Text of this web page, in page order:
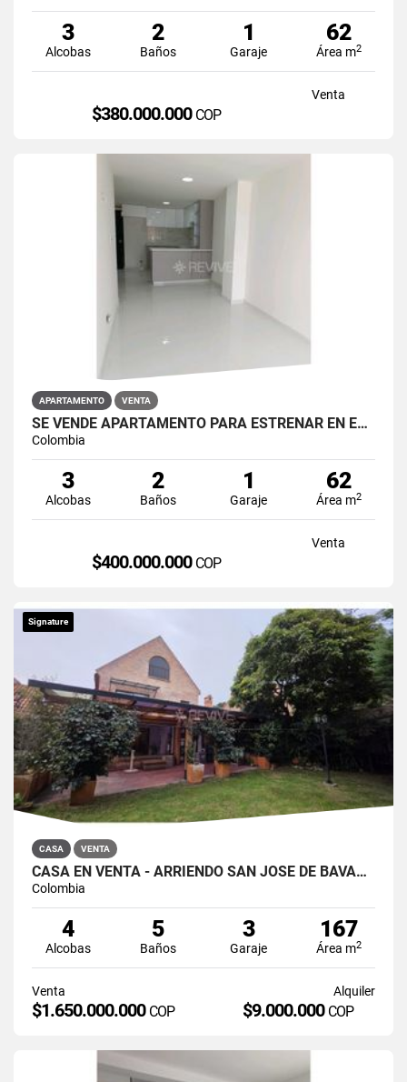
3
Alcobas
2
Baños
1
Garaje
62
Área m2
Venta
$380.000.000 COP
APARTAMENTO VENTA
SE VENDE APARTAMENTO PARA ESTRENAR EN EL BARRIO RESTREPO
Colombia
3
Alcobas
2
Baños
1
Garaje
62
Área m2
Venta
$400.000.000 COP
Signature
CASA VENTA
CASA EN VENTA - ARRIENDO SAN JOSÉ DE BAVARIA
Colombia
4
Alcobas
5
Baños
3
Garaje
167
Área m2
Venta
$1.650.000.000 COP
Alquiler
$9.000.000 COP